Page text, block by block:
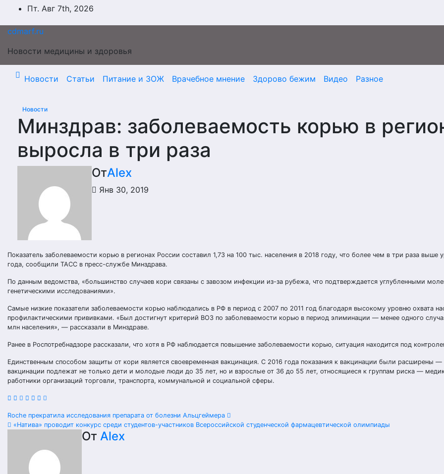
Перейти
содержимому
Пт. Авг 7th, 2026
cdmarf.ru
Новости медицины и здоровья
Новости Статьи Питание и ЗОЖ Врачебное мнение Здорово бежим Видео Разное
Новости
Минздрав: заболеваемость корью в
выросла в три раза
ОтAlex
Янв 30, 2019
Показатель заболеваемости корью в регионах России составил 1,73 на 100 тыс. населения в 2018 году, что более чем в три раза выше
года, сообщили ТАСС в пресс-службе Минздрава.
По данным ведомства, «большинство случаев кори связаны с завозом инфекции из-за рубежа, что подтверждается углубленными
генетическими исследованиями».
Самые низкие показатели заболеваемости корью наблюдались в РФ в период с 2007 по 2011 год благодаря высокому уровню охвата
профилактическими прививками. «Был достигнут критерий ВОЗ по заболеваемости корью в период элиминации — менее одного
млн населения», — рассказали в Минздраве.
Ранее в Роспотребнадзоре рассказали, что хотя в РФ наблюдается повышение заболеваемости корью, ситуация находится под
Единственным способом защиты от кори является своевременная вакцинация. С 2016 года показания к вакцинации были расширены —
вакцинации подлежат не только дети и молодые люди до 35 лет, но и взрослые от 36 до 55 лет, относящиеся к группам риска —
работники организаций торговли, транспорта, коммунальной и социальной сферы.
Навигация
записям
Roche прекратила исследования препарата от болезни Альцгеймера
«Натива» проводит конкурс среди студентов-участников Всероссийской студенческой фармацевтической олимпиады
От Alex